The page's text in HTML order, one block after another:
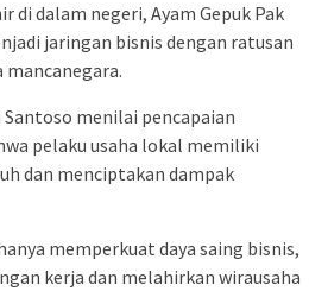
di dalam negeri, Ayam Gepuk Pak
jaringan bisnis dengan ratusan
menilai pencapaian
pelaku usaha lokal memiliki
dan menciptakan dampak
memperkuat daya saing bisnis,
kerja dan melahirkan wirausaha